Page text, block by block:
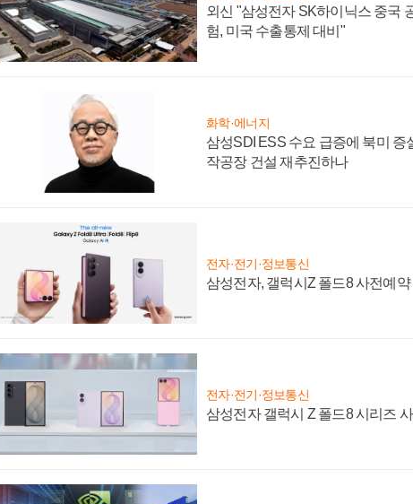
외신 "삼성전자 SK하이닉스 중국
험, 미국 수출통제 대비"
화학·에너지
삼성SDI ESS 수요 급증에 북미 증
작공장 건설 재추진하나
전자·전기·정보통신
삼성전자, 갤럭시Z 폴드8 사전예
전자·전기·정보통신
삼성전자 갤럭시 Z 폴드8 시리즈